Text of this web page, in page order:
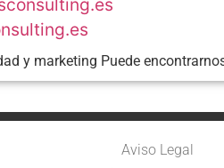
y marketing Puede
Aviso Legal